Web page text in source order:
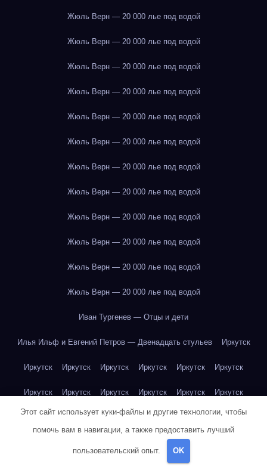
Жюль Верн — 20 000 лье под водой
Жюль Верн — 20 000 лье под водой
Жюль Верн — 20 000 лье под водой
Жюль Верн — 20 000 лье под водой
Жюль Верн — 20 000 лье под водой
Жюль Верн — 20 000 лье под водой
Жюль Верн — 20 000 лье под водой
Жюль Верн — 20 000 лье под водой
Жюль Верн — 20 000 лье под водой
Жюль Верн — 20 000 лье под водой
Жюль Верн — 20 000 лье под водой
Жюль Верн — 20 000 лье под водой
Иван Тургенев — Отцы и дети
Илья Ильф и Евгений Петров — Двенадцать стульев Иркутск
Иркутск Иркутск Иркутск Иркутск Иркутск Иркутск
Иркутск Иркутск Иркутск Иркутск Иркутск Иркутск
Иркутск Иркутск Иркутск Иркутск Иркутск Иркутск
Иркутск Йогурт
Этот сайт использует куки-файлы и другие технологии, чтобы
помочь вам в навигации, а также предоставить лучший
пользовательский опыт. OK